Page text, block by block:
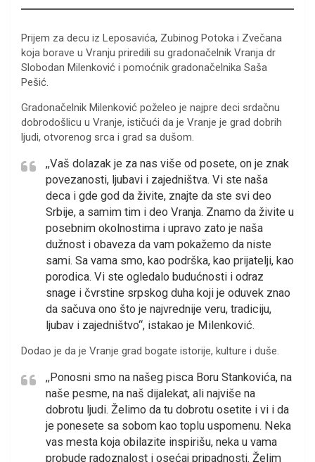
Prijem za decu iz Leposavića, Zubinog Potoka i Zvečana
koja borave u Vranju priredili su gradonačelnik Vranja dr
Slobodan Milenković i pomoćnik gradonačelnika Saša
Pešić.
Gradonačelnik Milenković poželeo je najpre deci srdačnu
dobrodošlicu u Vranje, ističući da je Vranje je grad dobrih
ljudi, otvorenog srca i grad sa dušom.
,,Vaš dolazak je za nas više od posete, on je znak
povezanosti, ljubavi i zajedništva. Vi ste naša
deca i gde god da živite, znajte da ste svi deo
Srbije, a samim tim i deo Vranja. Znamo da živite u
posebnim okolnostima i upravo zato je naša
dužnost i obaveza da vam pokažemo da niste
sami. Sa vama smo, kao podrška, kao prijatelji, kao
porodica. Vi ste ogledalo budućnosti i odraz
snage i čvrstine srpskog duha koji je oduvek znao
da sačuva ono što je najvrednije veru, tradiciju,
ljubav i zajedništvo“, istakao je Milenković.
Dodao je da je Vranje grad bogate istorije, kulture i duše.
,,Ponosni smo na našeg pisca Boru Stankovića, na
naše pesme, na naš dijalekat, ali najviše na
dobrotu ljudi. Želimo da tu dobrotu osetite i vi i da
je ponesete sa sobom kao toplu uspomenu. Neka
vas mesta koja obilazite inspirišu, neka u vama
probude radoznalost i osećaj pripadnosti. Želim